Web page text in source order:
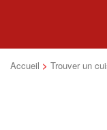
Accueil > Trouver un